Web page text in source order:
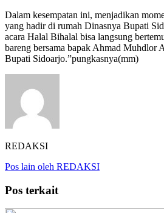
Dalam kesempatan ini, menjadikan
yang hadir di rumah Dinasnya Bupati
acara Halal Bihalal bisa langsung
bareng bersama bapak Ahmad Muhdlor
Bupati Sidoarjo.”pungkasnya(mm)
REDAKSI
Pos lain oleh REDAKSI
Pos terkait